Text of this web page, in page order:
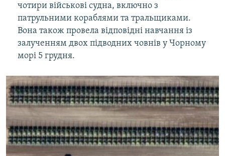
чотири військові судна, включно з
патрульними кораблями та тральщиками.
Вона також провела відповідні навчання із
залученням двох підводних човнів у Чорному
морі 5 грудня.